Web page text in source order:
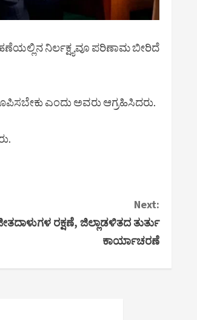
ನಿರ್ಲಕ್ಷ್ಯವೂ ಪರಿಣಾಮ ಬೀರಿದೆ
ಎಂದು ಅವರು ಆಗ್ರಹಿಸಿದರು.
Next:
ರಕ್ಷಣೆ, ಜಿಲ್ಲಾಡಳಿತದ ತುರ್ತು
ಕಾರ್ಯಾಚರಣೆ